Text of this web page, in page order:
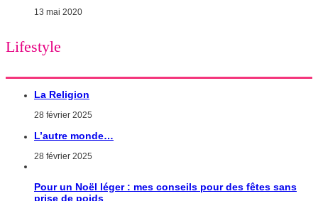
13 mai 2020
Lifestyle
La Religion
28 février 2025
L’autre monde…
28 février 2025
Pour un Noël léger : mes conseils pour des fêtes sans
prise de poids